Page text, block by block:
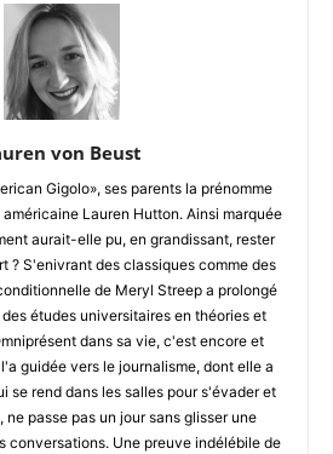
von Beust
Gigolo», ses parents la prénomme
Lauren Hutton. Ainsi marquée
aurait-elle pu, en grandissant, rester
? S'enivrant des classiques comme des
de Meryl Streep a prolongé
études universitaires en théories et
dans sa vie, c'est encore et
guidée vers le journalisme, dont elle a
se rend dans les salles pour s'évader et
ne passe pas un jour sans glisser une
conversations. Une preuve indélébile de